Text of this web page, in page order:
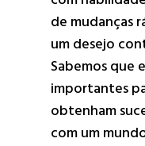
de mudanças
um desejo
Sabemos que
importantes
obtenham
com um